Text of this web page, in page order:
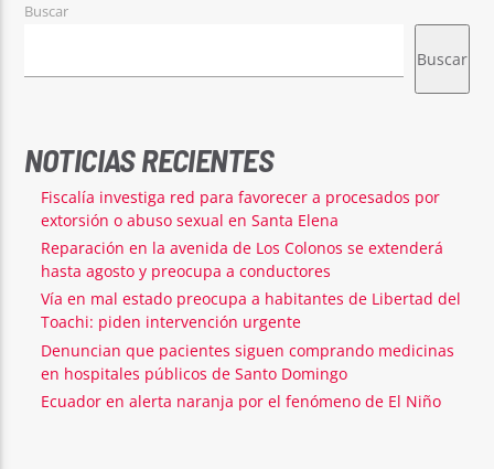
Buscar
Buscar
NOTICIAS RECIENTES
Fiscalía investiga red para favorecer a procesados por
extorsión o abuso sexual en Santa Elena
Reparación en la avenida de Los Colonos se extenderá
hasta agosto y preocupa a conductores
Vía en mal estado preocupa a habitantes de Libertad del
Toachi: piden intervención urgente
Denuncian que pacientes siguen comprando medicinas
en hospitales públicos de Santo Domingo
Ecuador en alerta naranja por el fenómeno de El Niño